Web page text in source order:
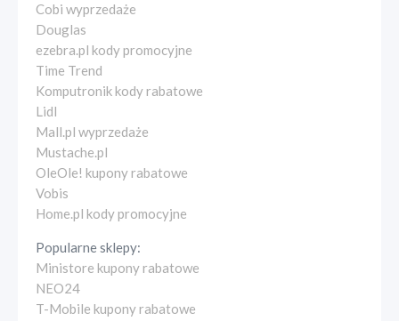
Cobi wyprzedaże
Douglas
ezebra.pl kody promocyjne
Time Trend
Komputronik kody rabatowe
Lidl
Mall.pl wyprzedaże
Mustache.pl
OleOle! kupony rabatowe
Vobis
Home.pl kody promocyjne
Popularne sklepy:
Ministore kupony rabatowe
NEO24
T-Mobile kupony rabatowe